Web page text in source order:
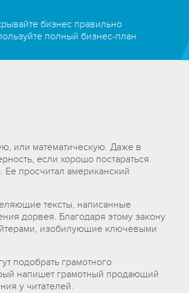
бизнес правильно
полный бизнес-план
или математическую. Даже в
если хорошо постараться.
Ее просчитал американский
тексты, написанные
дорвея. Благодаря этому закону
изобилующие ключевыми
подобрать грамотного
напишет грамотный продающий
у читателей.